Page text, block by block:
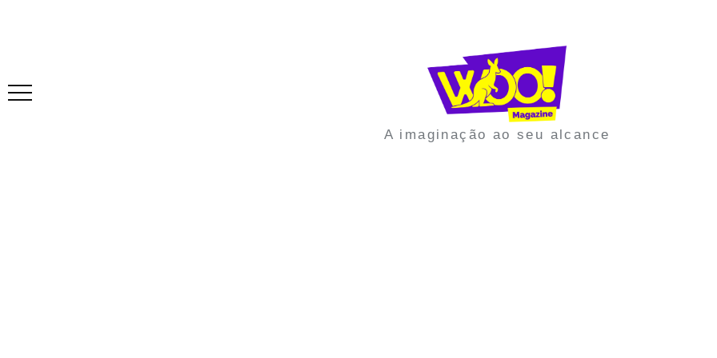
A imaginação ao seu alcance